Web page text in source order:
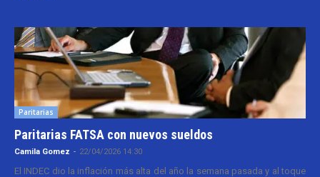
Paritarias
Paritarias FATSA con nuevos sueldos
Camila Gomez - 22/04/2026 14:30
El INDEC dio la inflación más alta del año la semana pasada y al toque